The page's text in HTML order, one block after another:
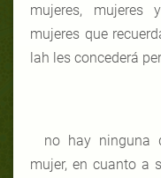
mujeres, mujeres
mujeres que
lah les concederá
no hay ninguna
mujer, en cuanto a